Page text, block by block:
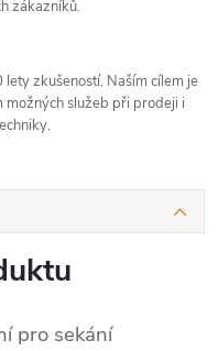
zákazníků.
zkušeností. Naším cílem je
služeb při prodeji i
pro sekání